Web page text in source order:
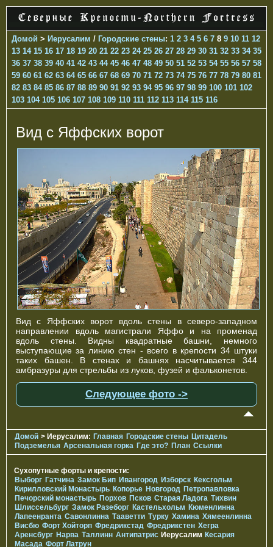
Домой > Иерусалим / Городские стены: 1 2 3 4 5 6 7 8 9 10 11 12
13 14 15 16 17 18 19 20 21 22 23 24 25 26 27 28 29 30 31 32 33 34 35
36 37 38 39 40 41 42 43 44 45 46 47 48 49 50 51 52 53 54 55 56 57 58
59 60 61 62 63 64 65 66 67 68 69 70 71 72 73 74 75 76 77 78 79 80 81
82 83 84 85 86 87 88 89 90 91 92 93 94 95 96 97 98 99 100 101 102
103 104 105 106 107 108 109 110 111 112 113 114 115 116
Вид с Яффских ворот
Вид с Яффских ворот вдоль стены в северо-западном
направлении вдоль магистрали Яффо и на променад
вдоль стены. Видны квадратные башни, немного
выступающие за линию стен - всего в крепости 34 штуки
таких башен. В стенах и башнях насчитывается 344
амбразуры для стрельбы из луков, фузей и фальконетов.
Следующее фото ->
Домой > Иерусалим: Главная Городские стены Цитадель
Подземелья Арсенальная горка Где это? План Ссылки
Сухопутные форты и крепости:
Выборг Гатчина Замок Бип Ивангород Изборск Кексгольм
Кирилловский Монастырь Копорье Новгород Петропавловка
Печорcкий монастырь Порхов Псков Старая Ладога Тихвин
Шлиссельбург Замок Разеборг Кастельхольм Кюменлинна
Лапеенранта Савонлинна Тааветти Турку Хамина Хямеенлинна
Висбю Форт Хойторп Фредрикстад Фредрикстен Хегра
Аренсбург Нарва Таллинн Антипатрис Иерусалим Кесария
Масада Форт Латрун